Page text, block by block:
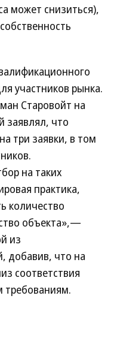
может снизиться),
участников рынка.
Старовойт на
заявлял, что
три заявки, в том
на таких
практика,
количество
объекта»,—
из
добавив, что на
соответствия